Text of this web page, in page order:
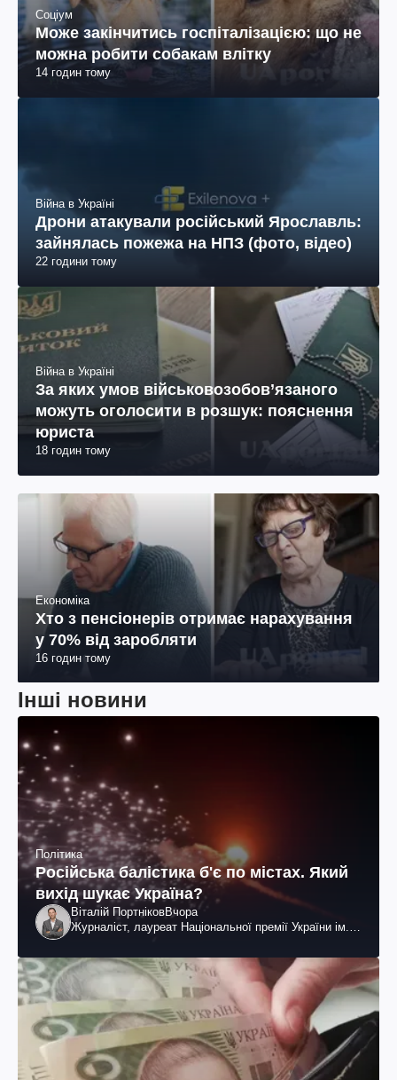
Соціум
Може закінчитись госпіталізацією: що не
можна робити собакам влітку
14 годин тому
Війна в Україні
Дрони атакували російський Ярославль:
зайнялась пожежа на НПЗ (фото, відео)
22 години тому
Війна в Україні
За яких умов військовозобов’язаного
можуть оголосити в розшук: пояснення
юриста
18 годин тому
Економіка
Хто з пенсіонерів отримає нарахування
у 70% від заробляти
16 годин тому
Інші новини
Політика
Російська балістика б'є по містах. Який
вихід шукає Україна?
Віталій ПортніковВчора
Журналіст, лауреат Національної премії України ім.